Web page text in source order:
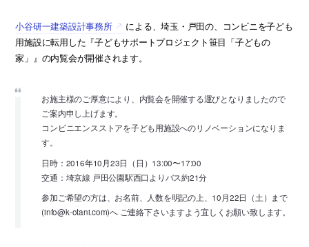
小谷研一建築設計事務所
による、埼玉・戸田の、コンビニを子ども
用施設に転用した『子どもサポートプロジェクト笹目「子どもの
家」』の内覧会が開催されます。
お施主様のご厚意により、内覧会を開催する運びとなりましたので
ご案内申し上げます。
コンビニエンスストアを子ども用施設へのリノベーションになりま
す。
日時：2016年10月23日（日）13:00〜17:00
交通：埼京線 戸田公園駅西口よりバス約21分
参加ご希望の方は、お名前、人数を明記の上、10月22日（土）まで
(info@k-otani.com)へ ご連絡下さいますよう宜しくお願い致します。